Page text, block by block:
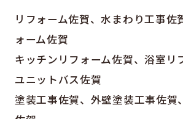
リフォーム佐賀、水まわり工事佐
ォーム佐賀
キッチンリフォーム佐賀、浴室リ
ユニットバス佐賀
塗装工事佐賀、外壁塗装工事佐賀